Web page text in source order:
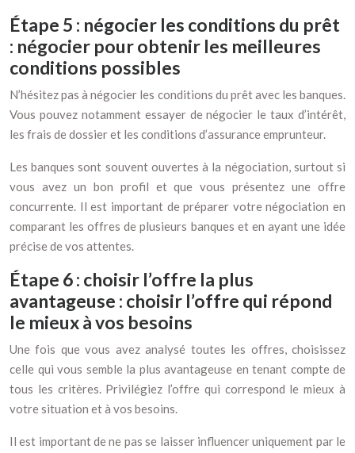
Étape 5 : négocier les conditions du prêt
: négocier pour obtenir les meilleures
conditions possibles
N’hésitez pas à négocier les conditions du prêt avec les banques.
Vous pouvez notamment essayer de négocier le taux d’intérêt,
les frais de dossier et les conditions d’assurance emprunteur.
Les banques sont souvent ouvertes à la négociation, surtout si
vous avez un bon profil et que vous présentez une offre
concurrente. Il est important de préparer votre négociation en
comparant les offres de plusieurs banques et en ayant une idée
précise de vos attentes.
Étape 6 : choisir l’offre la plus
avantageuse : choisir l’offre qui répond
le mieux à vos besoins
Une fois que vous avez analysé toutes les offres, choisissez
celle qui vous semble la plus avantageuse en tenant compte de
tous les critères. Privilégiez l’offre qui correspond le mieux à
votre situation et à vos besoins.
Il est important de ne pas se laisser influencer uniquement par le